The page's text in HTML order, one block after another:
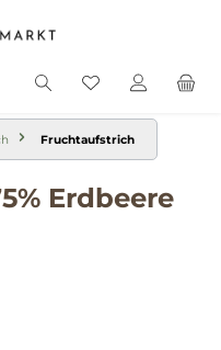
Fruchtaufstrich
Erdbeere